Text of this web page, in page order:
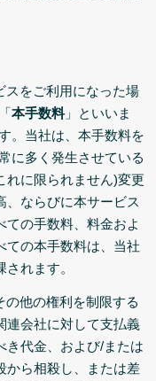
スをご利用になった場
本手数料」といいま
。当社は、本手数料を
に多く発生させている
れに限られません)変更
、ならびに本サービス
の手数料、料金およ
ての本手数料は、当社
れます。
の他の権利を制限する
連会社に対して支払義
き代金、および/または
から相殺し、または差